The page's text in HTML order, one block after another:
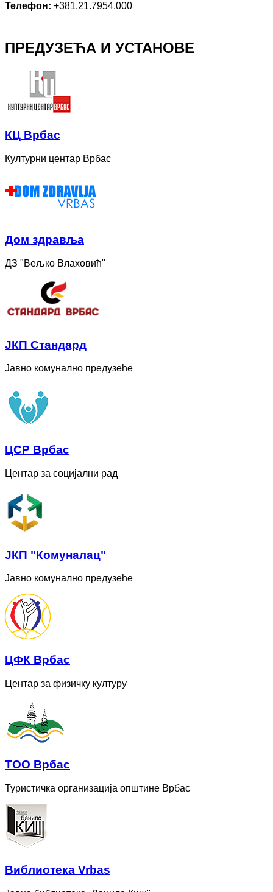
Телефон: +381.21.7954.000
ПРЕДУЗЕЋА И УСТАНОВЕ
КЦ Врбас
Културни центар Врбас
Дом здравља
ДЗ "Вељко Влаховић"
ЈКП Стандард
Јавно комунално предузеће
ЦСР Врбас
Центар за социјални рад
ЈКП "Комуналац"
Јавно комунално предузеће
ЦФК Врбас
Центар за физичку културу
ТОО Врбас
Туристичка организација општине Врбас
Bиблиотека Vrbas